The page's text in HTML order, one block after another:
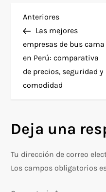
N
a
v
e
a
c
Entrada
anterior
Anteriores
Las mejores
empresas de bus cama
en Perú: comparativa
de precios, seguridad y
comodidad
Deja una
Tu dirección de correo
Los campos obligatorios